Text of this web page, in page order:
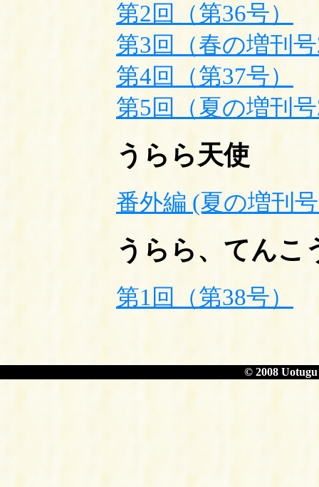
第2回（第36号）
第3回（春の増刊
第4回（第37号）
第5回（夏の増刊
うらら天使
番外編 (夏の増刊
うらら、てんこ
第1回（第38号）
© 2008